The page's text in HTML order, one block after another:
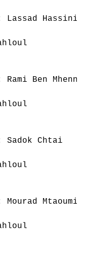
Lassad Hassini
Rami Ben Mhenni
Sadok Chtai
Mourad Mtaoumi